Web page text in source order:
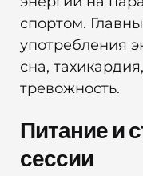
спортом.
употребления
сна,
тревожность.
Питание и
сессии